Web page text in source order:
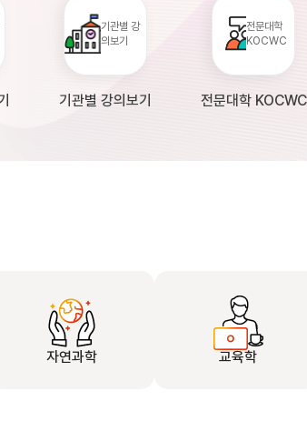
기관별 강
의보기
기관별 강의보기
전문대학
KOCWC
전문대학 KOCWC
자연과학 교육학